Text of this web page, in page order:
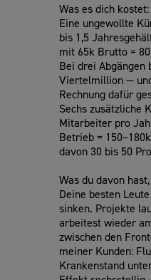
Was es dich kostet:
Eine ungewollte
bis 1,5
mit 65k Brutto =
Bei drei Abgängen
Viertelmillion —
Rechnung dafür
Sechs zusätzliche
Mitarbeiter pro
Betrieb =
davon 30 bis 50
Was du davon
Deine besten
sinken. Projekte
arbeitest wieder
zwischen den
meiner Kunden:
Krankenstand